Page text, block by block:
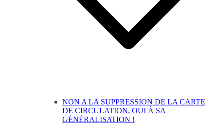
NON A LA SUPPRESSION DE LA CARTE
DE CIRCULATION, OUI À SA
GÉNÉRALISATION !